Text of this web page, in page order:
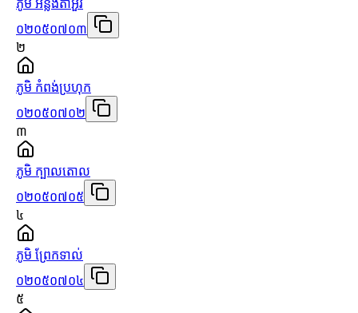
ភូមិ អន្លង់តាអួរ
០២០៥០៧០៣
២
ភូមិ កំពង់ប្រហុក
០២០៥០៧០២
៣
ភូមិ ក្បាលតោល
០២០៥០៧០៥
៤
ភូមិ ព្រែកទាល់
០២០៥០៧០៤
៥